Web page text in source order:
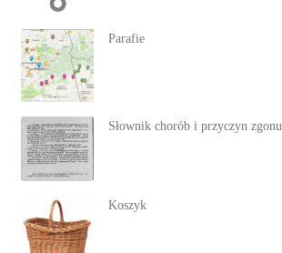
Parafie
Słownik chorób i przyczyn zgonu
Koszyk